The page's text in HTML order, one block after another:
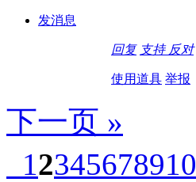
发消息
回复 支持 反对
使用道具 举报
下一页 »
12345678910